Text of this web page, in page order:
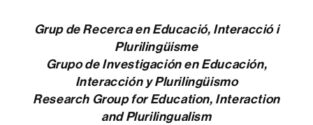
Grup de Recerca en Educació, Interacció i
Plurilingüisme
Grupo de Investigación en Educación,
Interacción y Plurilingüismo
Research Group for Education, Interaction
and Plurilingualism